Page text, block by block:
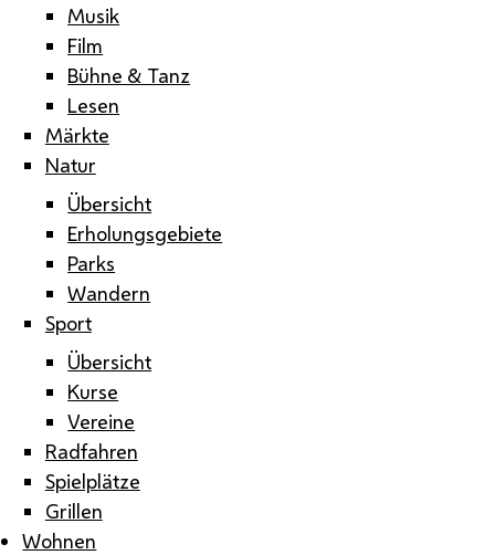
Musik
Film
Bühne & Tanz
Lesen
Märkte
Natur
Übersicht
Erholungsgebiete
Parks
Wandern
Sport
Übersicht
Kurse
Vereine
Radfahren
Spielplätze
Grillen
Wohnen